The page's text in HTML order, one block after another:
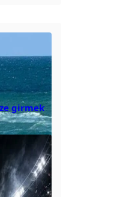
girmek